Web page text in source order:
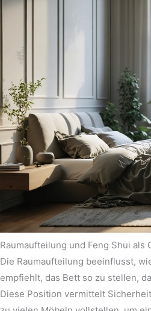
Raumaufteilung und Feng Shui als
Die Raumaufteilung beeinflusst,
empfiehlt, das Bett so zu stellen,
Diese Position vermittelt